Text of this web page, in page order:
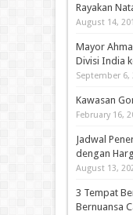
Rayakan
August 14,
Mayor
Divisi India
September 6,
Kawasan
February 16,
Jadwal
dengan
August 13,
3 Tempat
Bernuansa